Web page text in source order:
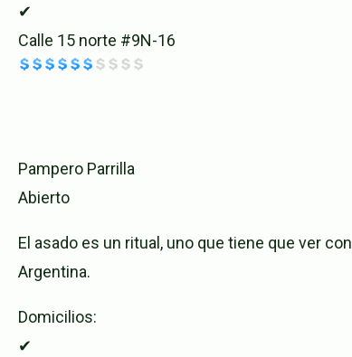
✔
Calle 15 norte #9N-16
Pampero Parrilla
Abierto
El asado es un ritual, uno que tiene que ver con
Argentina.
Domicilios:
✔